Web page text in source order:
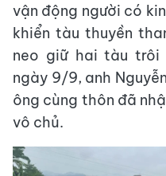
vận động người có
khiển tàu thuyền
neo giữ hai tàu trôi
ngày 9/9, anh
ông cùng thôn đã
vô chủ.